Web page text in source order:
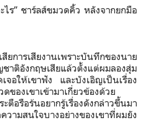
ไร” ชาร์ลส์ขมวดคิ้ว หลังจากยกมือ
การเสียงานเพราะบันทึกของนาย
ติอังกฤษเสียแล้วตั้งแต่ผมลองสุ่ม
จอให้เขาฟัง และบังเอิญเป็นเรื่อง
องเขาเข้ามาเกี่ยวข้องด้วย
ตือรือร้นอยากรู้เรื่องดังกล่าวขึ้นมา
ามสนใจบางอย่างของเขาที่ผมยัง